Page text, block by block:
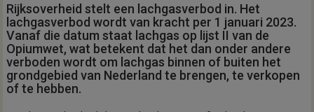
Rijksoverheid stelt een lachgasverbod in. Het
lachgasverbod wordt van kracht per 1 januari 2023.
Vanaf die datum staat lachgas op lijst II van de
Opiumwet, wat betekent dat het dan onder andere
verboden wordt om lachgas binnen of buiten het
grondgebied van Nederland te brengen, te verkopen
of te hebben.